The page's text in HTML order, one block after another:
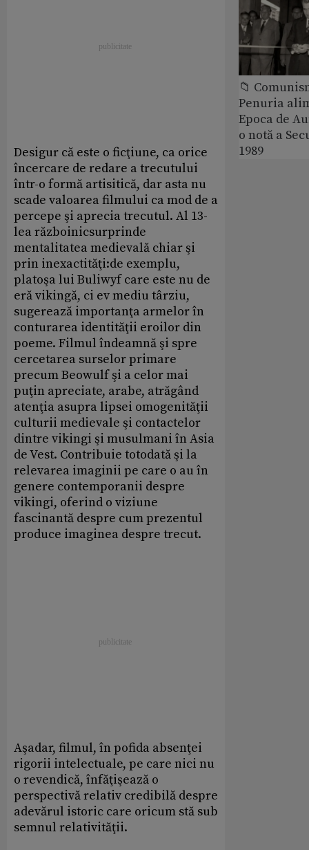
Desigur că este o ficţiune, ca orice
încercare de redare a trecutului
într-o formă artisitică, dar asta nu
scade valoarea filmului ca mod de a
percepe şi aprecia trecutul. Al 13-
lea războinicsurprinde
mentalitatea medievală chiar şi
prin inexactităţi:de exemplu,
platoşa lui Buliwyf care este nu de
eră vikingă, ci ev mediu târziu,
sugerează importanţa armelor în
conturarea identităţii eroilor din
poeme. Filmul îndeamnă şi spre
cercetarea surselor primare
precum Beowulf şi a celor mai
puţin apreciate, arabe, atrăgând
atenţia asupra lipsei omogenităţii
culturii medievale şi contactelor
dintre vikingi şi musulmani în Asia
de Vest. Contribuie totodată şi la
relevarea imaginii pe care o au în
genere contemporanii despre
vikingi, oferind o viziune
fascinantă despre cum prezentul
produce imaginea despre trecut.
Aşadar, filmul, în pofida absenţei
rigorii intelectuale, pe care nici nu
o revendică, înfăţişează o
perspectivă relativ credibilă despre
adevărul istoric care oricum stă sub
semnul relativităţii.
📁
Penuria
Epoca de
o notă a
1989